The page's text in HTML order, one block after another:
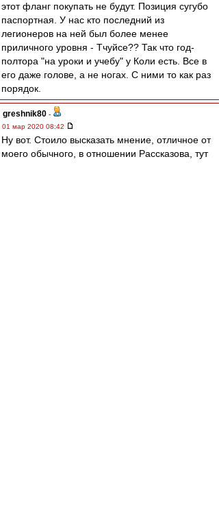
этот фланг покупать не будут. Позиция сугубо
паспортная. У нас кто последний из
легионеров на ней был более менее
приличного уровня - Тчуйсе?? Так что год-
полтора "на уроки и учебу" у Коли есть. Все в
его даже голове, а не ногах. С ними то как раз
порядок.
greshnik80 -
01 мар 2020 08:42
Ну вот. Стоило высказать мнение, отличное от
моего обычного, в отношении Рассказова, тут